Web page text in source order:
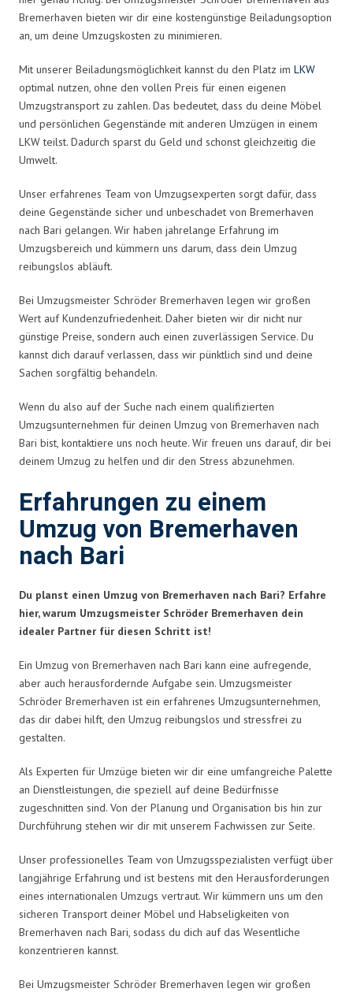
Bremerhaven bieten wir dir eine kostengünstige Beiladungsoption
an, um deine Umzugskosten zu minimieren.
Mit unserer Beiladungsmöglichkeit kannst du den Platz im LKW
optimal nutzen, ohne den vollen Preis für einen eigenen
Umzugstransport zu zahlen. Das bedeutet, dass du deine Möbel
und persönlichen Gegenstände mit anderen Umzügen in einem
LKW teilst. Dadurch sparst du Geld und schonst gleichzeitig die
Umwelt.
Unser erfahrenes Team von Umzugsexperten sorgt dafür, dass
deine Gegenstände sicher und unbeschadet von Bremerhaven
nach Bari gelangen. Wir haben jahrelange Erfahrung im
Umzugsbereich und kümmern uns darum, dass dein Umzug
reibungslos abläuft.
Bei Umzugsmeister Schröder Bremerhaven legen wir großen
Wert auf Kundenzufriedenheit. Daher bieten wir dir nicht nur
günstige Preise, sondern auch einen zuverlässigen Service. Du
kannst dich darauf verlassen, dass wir pünktlich sind und deine
Sachen sorgfältig behandeln.
Wenn du also auf der Suche nach einem qualifizierten
Umzugsunternehmen für deinen Umzug von Bremerhaven nach
Bari bist, kontaktiere uns noch heute. Wir freuen uns darauf, dir bei
deinem Umzug zu helfen und dir den Stress abzunehmen.
Erfahrungen zu einem
Umzug von Bremerhaven
nach Bari
Du planst einen Umzug von Bremerhaven nach Bari? Erfahre
hier, warum Umzugsmeister Schröder Bremerhaven dein
idealer Partner für diesen Schritt ist!
Ein Umzug von Bremerhaven nach Bari kann eine aufregende,
aber auch herausfordernde Aufgabe sein. Umzugsmeister
Schröder Bremerhaven ist ein erfahrenes Umzugsunternehmen,
das dir dabei hilft, den Umzug reibungslos und stressfrei zu
gestalten.
Als Experten für Umzüge bieten wir dir eine umfangreiche Palette
an Dienstleistungen, die speziell auf deine Bedürfnisse
zugeschnitten sind. Von der Planung und Organisation bis hin zur
Durchführung stehen wir dir mit unserem Fachwissen zur Seite.
Unser professionelles Team von Umzugsspezialisten verfügt über
langjährige Erfahrung und ist bestens mit den Herausforderungen
eines internationalen Umzugs vertraut. Wir kümmern uns um den
sicheren Transport deiner Möbel und Habseligkeiten von
Bremerhaven nach Bari, sodass du dich auf das Wesentliche
konzentrieren kannst.
Bei Umzugsmeister Schröder Bremerhaven legen wir großen